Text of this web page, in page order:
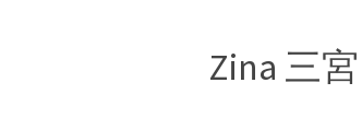
Zina 三宮